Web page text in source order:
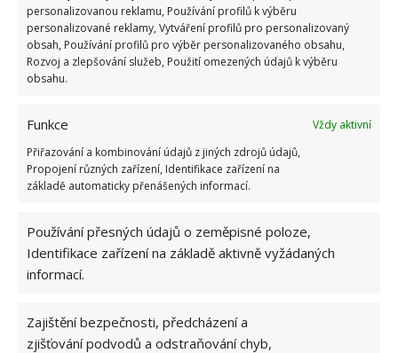
personalizovanou reklamu, Používání profilů k výběru
personalizované reklamy, Vytváření profilů pro personalizovaný
obsah, Používání profilů pro výběr personalizovaného obsahu,
Rozvoj a zlepšování služeb, Použití omezených údajů k výběru
obsahu.
Funkce
Vždy aktivní
Přiřazování a kombinování údajů z jiných zdrojů údajů,
Propojení různých zařízení, Identifikace zařízení na
základě automaticky přenášených informací.
Používání přesných údajů o zeměpisné poloze,
Identifikace zařízení na základě aktivně vyžádaných
informací.
Zajištění bezpečnosti, předcházení a
zjišťování podvodů a odstraňování chyb,
pro přechodné bydlení. Protože není dům spojen se
zemí, není zapotřebí stavebního povolení. To by bylo
nutné pouze v případě, že na pozemku nejsou
nadzemní přípojky. Velkou předností je však
možnost rychle bydlet. Financování takového domu
je možné buď spotřebitelským úvěrem, leasingem či
použít nelze.